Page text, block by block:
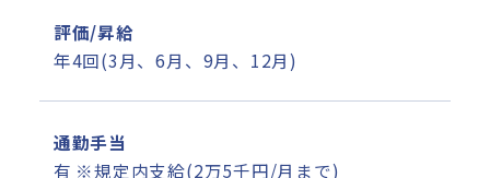
評価/昇給
年4回(3月、6月、9月、12月)
通勤手当
有 ※規定内支給(2万5千円/月まで)